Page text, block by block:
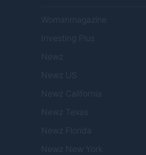
Womanmagazine
Investing Plus
Newz
Newz US
Newz California
Newz Texas
Newz Florida
Newz New York